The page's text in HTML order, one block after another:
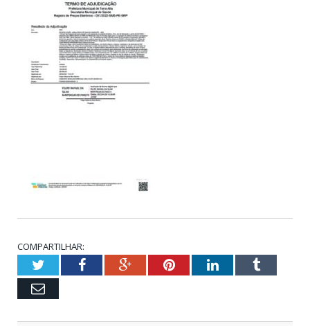
COMPARTILHAR:
TwitterFacebookGoogle+PinterestLinkedInTumblr
Email